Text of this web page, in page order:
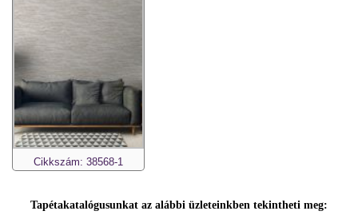
Cikkszám: 38568-1
Tapétakatalógusunkat az alábbi üzleteinkben tekintheti meg: